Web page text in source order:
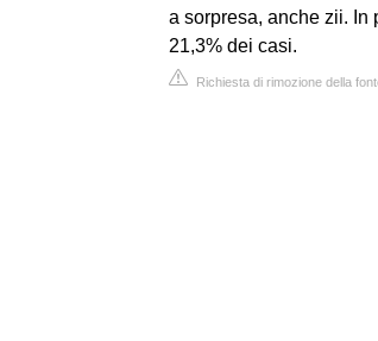
a sorpresa, anche zii. In
21,3% dei casi.
Richiesta di rimozione della